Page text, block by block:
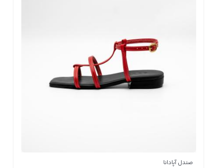
صندل آپادانا